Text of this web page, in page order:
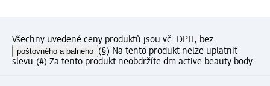
Všechny uvedené ceny produktů jsou vč. DPH, bez
poštovného a balného (§) Na tento produkt nelze uplatnit
slevu.(#) Za tento produkt neobdržíte dm active beauty body.